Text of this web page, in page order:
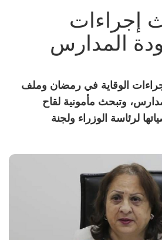
إجراءات
المدارس
إجراءات الوقاية في رمضان وملف
وتبحث مأمونية لقاح
لرئاسة الوزراء ولجنة